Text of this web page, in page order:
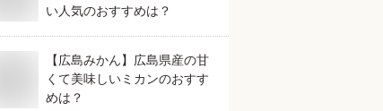
い人気のおすすめは？
【広島みかん】広島県産の甘
くて美味しいミカンのおすす
めは？